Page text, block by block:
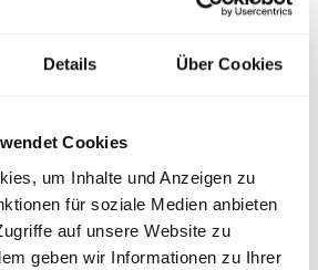
Details Über Cookies
Cookies
um Inhalte und Anzeigen zu
für soziale Medien anbieten
auf unsere Website zu
geben wir Informationen zu Ihrer
Pressluftatmer und
schließt eine
Beschaffung und
im Feuerwehrwesen.
zu diesen hervorragenden